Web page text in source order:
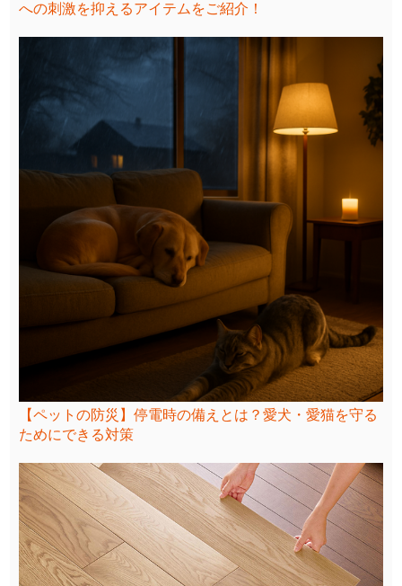
への刺激を抑えるアイテムをご紹介！
【ペットの防災】停電時の備えとは？愛犬・愛猫を守る
ためにできる対策